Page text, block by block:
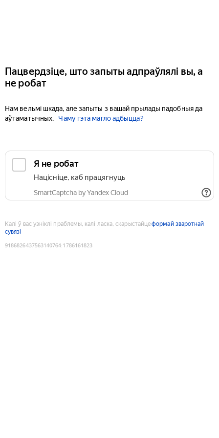
Пацвердзіце, што запыты адпраўлялі вы, а
не робат
Нам вельмі шкада, але запыты з вашай прылады падобныя да
аўтаматычных.
Чаму гэта магло адбыцца?
Я не робат
Націсніце, каб працягнуць
SmartCaptcha by Yandex Cloud
Калі ў вас узніклі праблемы, калі ласка, скарыстайцеформай зваротнай
сувязі
9186826437563140764:1786161823